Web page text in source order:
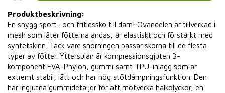
Produktbeskrivning:
En snygg sport- och fritidssko till dam! Ovandelen är tillverkad i
mesh som låter fötterna andas, är elastiskt och förstärkt med
syntetskinn. Tack vare snörningen passar skorna till de flesta
typer av fötter. Yttersulan är kompressionsgjuten 3-
komponent EVA-Phylon, gummi samt TPU-inlägg som är
extremt stabil, lätt och har hög stötdämpningsfunktion. Den
har ingjutna gummidetaljer för att motverka halkolyckor, en